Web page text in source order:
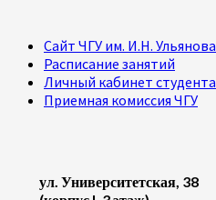
Сайт ЧГУ им. И.Н. Ульянова
Расписание занятий
Личный кабинет студента
Приемная комиссия ЧГУ
ул. Университетская, 38